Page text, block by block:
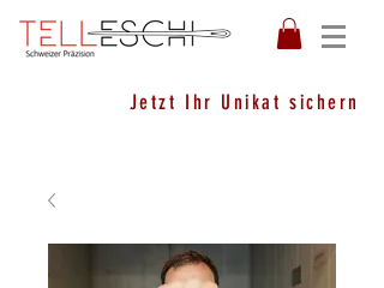
Jetzt Ihr Unikat sichern